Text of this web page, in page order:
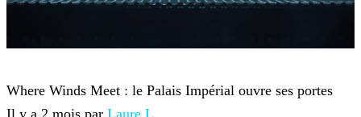
Where Winds Meet : le Palais Impérial ouvre ses portes